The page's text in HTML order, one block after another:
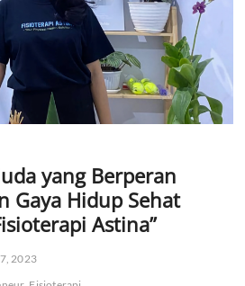
yang Berperan
Gaya Hidup Sehat
Astina”
2023